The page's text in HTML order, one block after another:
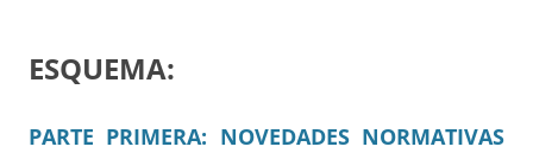
ESQUEMA:
PARTE PRIMERA: NOVEDADES NORMATIVAS